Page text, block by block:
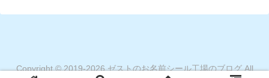
Copyright © 2019-2026 ゼストのお名前シール工場のブログ All